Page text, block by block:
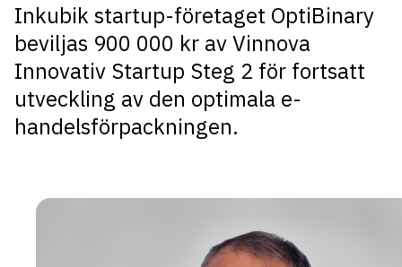
Inkubik startup-företaget OptiBinary
beviljas 900 000 kr av Vinnova
Innovativ Startup Steg 2 för fortsatt
utveckling av den optimala e-
handelsförpackningen.